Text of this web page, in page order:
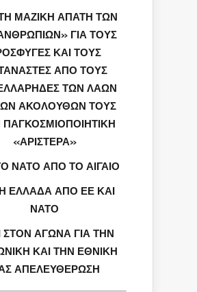
ΜΑΖΙΚΗ ΑΠΑΤΗ ΤΩΝ
ΓΙΑ ΤΟΥΣ
ΚΑΙ ΤΟΥΣ
ΑΠΟ ΤΟΥΣ
ΤΩΝ ΛΑΩΝ
ΑΚΟΛΟΥΘΩΝ ΤΟΥΣ
ΠΑΓΚΟΣΜΙΟΠΟΙΗΤΙΚΗ
«ΑΡΙΣΤΕΡΑ»
ΝΑΤΟ ΑΠΟ ΤΟ ΑΙΓΑΙΟ
ΕΛΛΑΔΑ ΑΠΟ ΕΕ ΚΑΙ
ΝΑΤΟ
ΣΤΟΝ ΑΓΩΝΑ ΓΙΑ ΤΗΝ
ΚΑΙ ΤΗΝ ΕΘΝΙΚΗ
ΑΠΕΛΕΥΘΕΡΩΣΗ